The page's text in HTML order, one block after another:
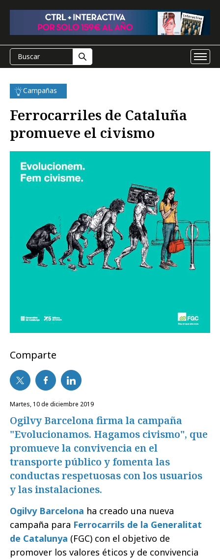
Campañas
Ferrocarriles de Cataluña
promueve el civismo
Comparte
martes, 10 de diciembre 2019
Ogilvy Barcelona firma la campaña
"Evolucionamos. Hagamos civismo", que
promueve la convivencia en el
transporte público y fomenta las
conductas respetuosas con los usuarios
y las instalaciones.
Ogilvy Barcelona ha creado una nueva
campaña para Ferrocarrils de la Generalitat
de Catalunya (FGC) con el objetivo de
promover los valores éticos y de convivencia